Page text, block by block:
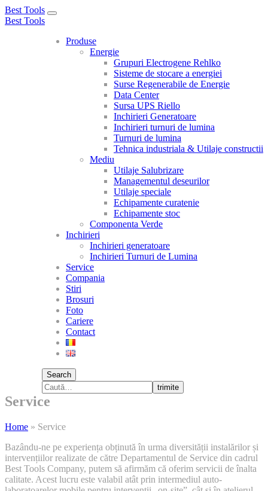
Best Tools
Toggle
Best Tools
Produse
Energie
Grupuri Electrogene Rehlko
Sisteme de stocare a energiei
Surse Regenerabile de Energie
Data Center
Sursa UPS Riello
Inchirieri Generatoare
Inchirieri turnuri de lumina
Turnuri de lumina
Tehnica industriala & Utilaje constructii
Mediu
Utilaje Salubrizare
Managementul deseurilor
Utilaje speciale
Echipamente curatenie
Echipamente stoc
Componenta Verde
Inchirieri
Inchirieri generatoare
Inchirieri Turnuri de Lumina
Service
Compania
Stiri
Brosuri
Foto
Cariere
Contact
Search
trimite
Service
Home » Service
Bazându-ne pe experiența obținută în urma diversității instalărilor și
intervențiilor realizate de către Departamentul de Service din cadrul
Best Tools Company, putem să afirmăm că oferim servicii de înalta
calitate. Acest lucru este valabil atât prin intermediul auto-